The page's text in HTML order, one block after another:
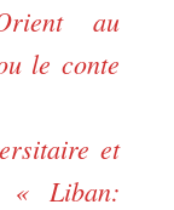
au
le conte
et
« Liban: